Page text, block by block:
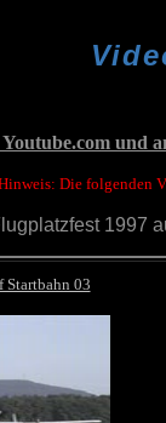
und
Die folgenden
1997
Startbahn 03